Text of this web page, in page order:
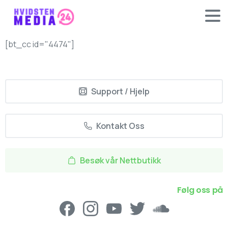
[bt_cc id="4474"]
Support / Hjelp
Kontakt Oss
Besøk vår Nettbutikk
Følg oss på